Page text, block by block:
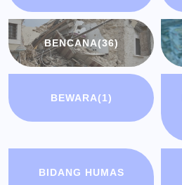
BENCANA(36)
BEWARA(1)
BIDANG HUMAS